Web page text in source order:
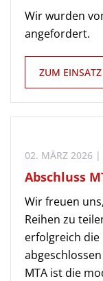
Wir wurden
angefordert.
ZUM EINSATZ
02. MÄRZ 2026 |
Abschluss
Wir freuen
Reihen zu
erfolgreich die
MTA ist die